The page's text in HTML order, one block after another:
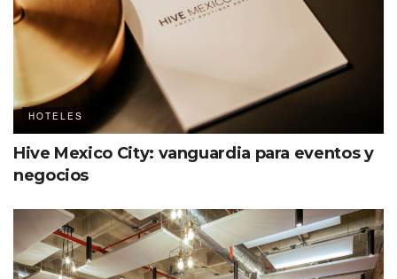
HOTELES
Hive Mexico City: vanguardia para eventos y
negocios